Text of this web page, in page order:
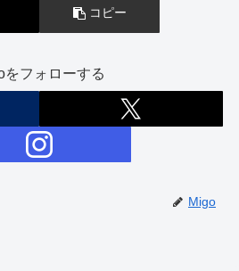
コピー
をフォローする
Migo